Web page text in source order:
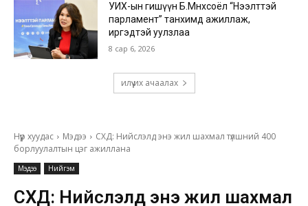
УИХ-ын гишүүн Б.Мөнхсоёл “Нээлттэй
парламент” танхимд ажиллаж,
иргэдтэй уулзлаа
8 сар 6, 2026
илүү их ачаалах